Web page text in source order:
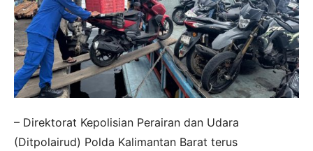
– Direktorat Kepolisian Perairan dan Udara
(Ditpolairud) Polda Kalimantan Barat terus